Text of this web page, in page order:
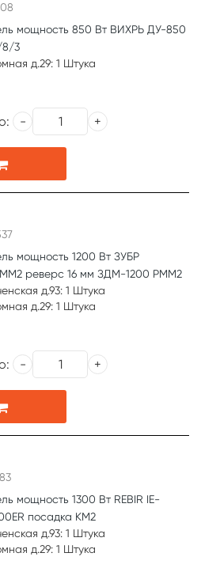
мощность 850 Вт ВИХРЬ ДУ-850
8/3
д.29: 1 Штука
мощность 1200 Вт ЗУБР
реверс 16 мм ЗДМ-1200 РММ2
д.93: 1 Штука
д.29: 1 Штука
мощность 1300 Вт REBIR IE-
посадка КМ2
д.93: 1 Штука
д.29: 1 Штука